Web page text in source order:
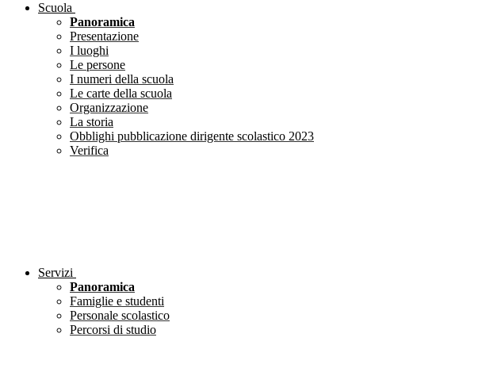
Scuola
Panoramica
Presentazione
I luoghi
Le persone
I numeri della scuola
Le carte della scuola
Organizzazione
La storia
Obblighi pubblicazione dirigente scolastico 2023
Verifica
Servizi
Panoramica
Famiglie e studenti
Personale scolastico
Percorsi di studio